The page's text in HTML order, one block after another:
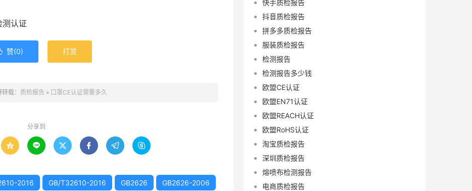
测认证
赞(0) 打赏
载： 质检报告 » 口罩CE认证需要多久
分享到
     
2016 GB/T32610-2016 GB2626 GB2626-2006
快手质检报告
抖音质检报告
拼多多质检报告
服装质检报告
检测报告
检测报告多少钱
欧盟CE认证
欧盟EN71认证
欧盟REACH认证
欧盟RoHS认证
淘宝质检报告
深圳质检报告
熔喷布检测报告
电商质检报告